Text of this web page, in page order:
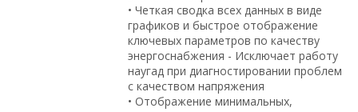
• Четкая сводка всех данных в виде
графиков и быстрое отображение
ключевых параметров по качеству
энергоснабжения - Исключает работу
наугад при диагностировании проблем
с качеством напряжения
• Отображение минимальных,